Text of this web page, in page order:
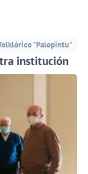
"Palopintu"
institución